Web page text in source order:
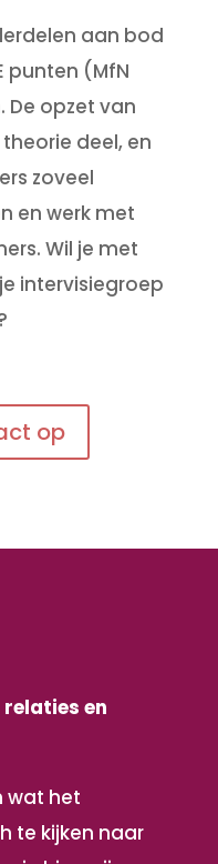
aan bod
punten (MfN
De opzet van
deel, en
zoveel
en werk met
Wil je met
intervisiegroep
op
en
wat het
te kijken naar